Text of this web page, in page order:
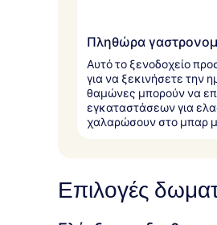
Πληθώρα
Αυτό το ξενοδοχείο
για να ξεκινήσετε την
θαμώνες μπορούν να
εγκαταστάσεων για
χαλαρώσουν στο μπαρ
Επιλογές